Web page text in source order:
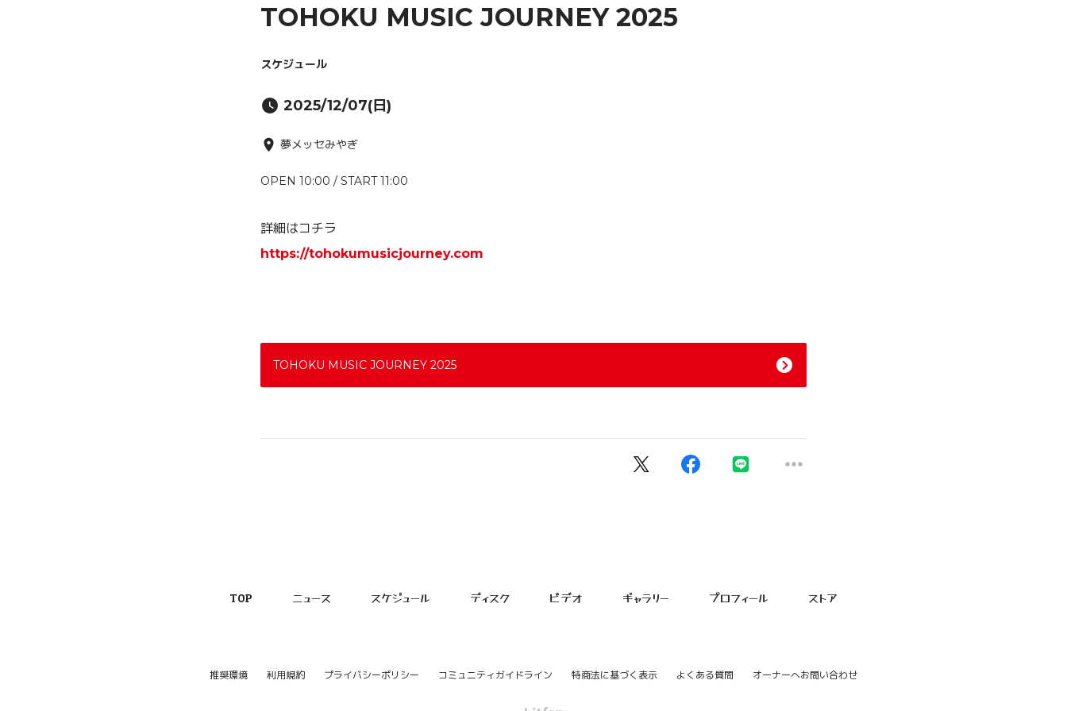
TOHOKU MUSIC JOURNEY 2025
スケジュール
2025/12/07(日)
夢メッセみやぎ
OPEN 10:00 / START 11:00
詳細はコチラ
https://tohokumusicjourney.com
TOHOKU MUSIC JOURNEY 2025
TOP ニュース スケジュール ディスク ビデオ ギャラリー プロフィール ストア
推奨環境 利用規約 プライバシーポリシー コミュニティガイドライン 特商法に基づく表示 よくある質問 オーナーへお問い合わせ